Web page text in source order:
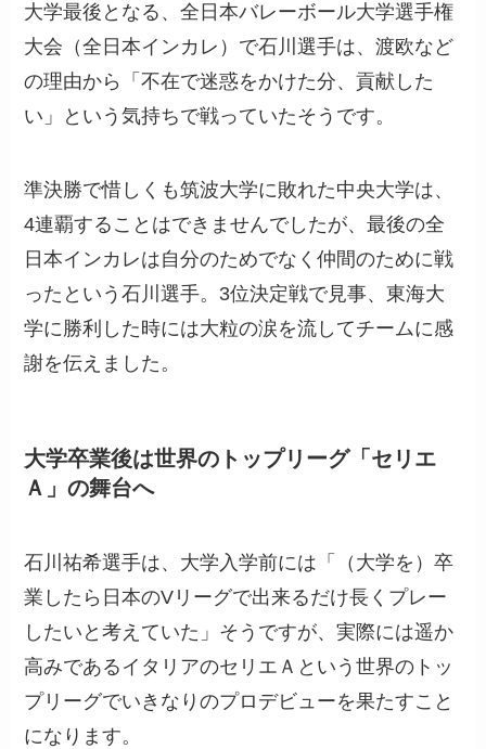
大学最後となる、全日本バレーボール大学選手権
大会（全日本インカレ）で石川選手は、渡欧など
の理由から「不在で迷惑をかけた分、貢献した
い」という気持ちで戦っていたそうです。
準決勝で惜しくも筑波大学に敗れた中央大学は、
4連覇することはできませんでしたが、最後の全
日本インカレは自分のためでなく仲間のために戦
ったという石川選手。3位決定戦で見事、東海大
学に勝利した時には大粒の涙を流してチームに感
謝を伝えました。
大学卒業後は世界のトップリーグ「セリエ
Ａ」の舞台へ
石川祐希選手は、大学入学前には「（大学を）卒
業したら日本のVリーグで出来るだけ長くプレー
したいと考えていた」そうですが、実際には遥か
高みであるイタリアのセリエＡという世界のトッ
プリーグでいきなりのプロデビューを果たすこと
になります。